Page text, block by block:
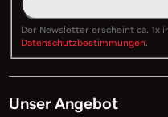
Der Newsletter erscheint ca. 1x
Datenschutzbestimmungen.
Unser Angebot